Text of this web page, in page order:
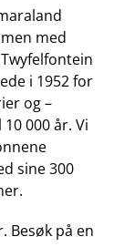
med
i 1952 for
og –
000 år. Vi
sine 300
Besøk på en